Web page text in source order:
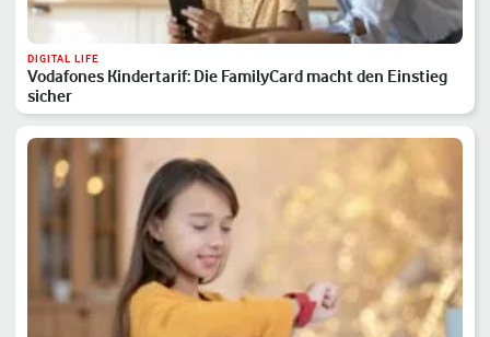
DIGITAL LIFE
Vodafones Kindertarif: Die FamilyCard macht den Einstieg
sicher